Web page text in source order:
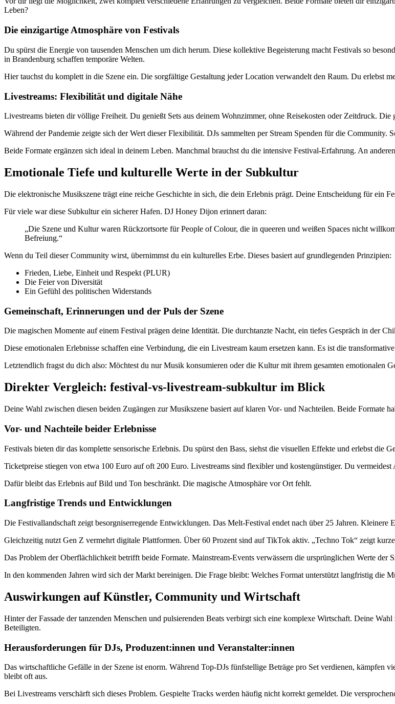
Leben?
Die einzigartige Atmosphäre von Festivals
Du spürst die Energie von tausenden Menschen um dich herum. Diese kollektive Begeisterung macht Festivals so
in Brandenburg schaffen temporäre Welten.
Hier tauchst du komplett in die Szene ein. Die sorgfältige Gestaltung jeder Location verwandelt den Raum. Du erlebst
Livestreams: Flexibilität und digitale Nähe
Livestreams bieten dir völlige Freiheit. Du genießt Sets aus deinem Wohnzimmer, ohne Reisekosten oder Zeitdruck.
Während der Pandemie zeigte sich der Wert dieser Flexibilität. DJs sammelten per Stream Spenden für die Community.
Beide Formate ergänzen sich ideal in deinem Leben. Manchmal brauchst du die intensive Festival-Erfahrung. An
Emotionale Tiefe und kulturelle Werte in der Subkultur
Die elektronische Musikszene trägt eine reiche Geschichte in sich, die dein Erlebnis prägt. Deine Entscheidung für ein
Für viele war diese Subkultur ein sicherer Hafen. DJ Honey Dijon erinnert daran:
„Die Szene und Kultur waren Rückzortsorte für People of Colour, die in queeren und weißen Spaces nicht
Befreiung.“
Wenn du Teil dieser Community wirst, übernimmst du ein kulturelles Erbe. Dieses basiert auf grundlegenden Prinzipien:
Frieden, Liebe, Einheit und Respekt (PLUR)
Die Feier von Diversität
Ein Gefühl des politischen Widerstands
Gemeinschaft, Erinnerungen und der Puls der Szene
Die magischen Momente auf einem Festival prägen deine Identität. Die durchtanzte Nacht, ein tiefes Gespräch in der
Diese emotionalen Erlebnisse schaffen eine Verbindung, die ein Livestream kaum ersetzen kann. Es ist die
Letztendlich fragst du dich also: Möchtest du nur Musik konsumieren oder die Kultur mit ihrem gesamten emotionalen
Direkter Vergleich: festival-vs-livestream-subkultur im Blick
Deine Wahl zwischen diesen beiden Zugängen zur Musikszene basiert auf klaren Vor- und Nachteilen. Beide Formate
Vor- und Nachteile beider Erlebnisse
Festivals bieten dir das komplette sensorische Erlebnis. Du spürst den Bass, siehst die visuellen Effekte und erlebst die
Ticketpreise stiegen von etwa 100 Euro auf oft 200 Euro. Livestreams sind flexibler und kostengünstiger. Du vermeidest
Dafür bleibt das Erlebnis auf Bild und Ton beschränkt. Die magische Atmosphäre vor Ort fehlt.
Langfristige Trends und Entwicklungen
Die Festivallandschaft zeigt besorgniserregende Entwicklungen. Das Melt-Festival endet nach über 25 Jahren. Kleinere
Gleichzeitig nutzt Gen Z vermehrt digitale Plattformen. Über 60 Prozent sind auf TikTok aktiv. „Techno Tok“ zeigt
Das Problem der Oberflächlichkeit betrifft beide Formate. Mainstream-Events verwässern die ursprünglichen Werte
In den kommenden Jahren wird sich der Markt bereinigen. Die Frage bleibt: Welches Format unterstützt langfristig die
Auswirkungen auf Künstler, Community und Wirtschaft
Hinter der Fassade der tanzenden Menschen und pulsierenden Beats verbirgt sich eine komplexe Wirtschaft. Deine
Beteiligten.
Herausforderungen für DJs, Produzent:innen und Veranstalter:innen
Das wirtschaftliche Gefälle in der Szene ist enorm. Während Top-DJs fünfstellige Beträge pro Set verdienen, kämpfen
bleibt oft aus.
Bei Livestreams verschärft sich dieses Problem. Gespielte Tracks werden häufig nicht korrekt gemeldet. Die